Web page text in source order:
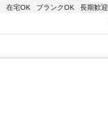
在宅OK ブランクOK
長期歓迎